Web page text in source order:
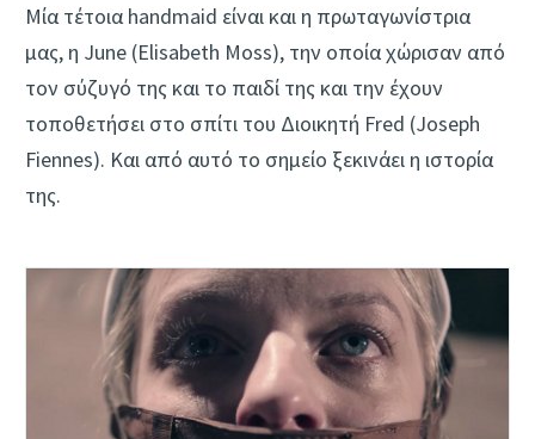
Μία τέτοια handmaid είναι και η πρωταγωνίστρια
μας, η June (Elisabeth Moss), την οποία χώρισαν από
τον σύζυγό της και το παιδί της και την έχουν
τοποθετήσει στο σπίτι του Διοικητή Fred (Joseph
Fiennes). Και από αυτό το σημείο ξεκινάει η ιστορία
της.